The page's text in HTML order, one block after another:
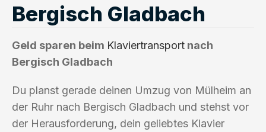
Bergisch Gladbach
Geld sparen beim Klaviertransport nach
Bergisch Gladbach
Du planst gerade deinen Umzug von Mülheim an
der Ruhr nach Bergisch Gladbach und stehst vor
der Herausforderung, dein geliebtes Klavier